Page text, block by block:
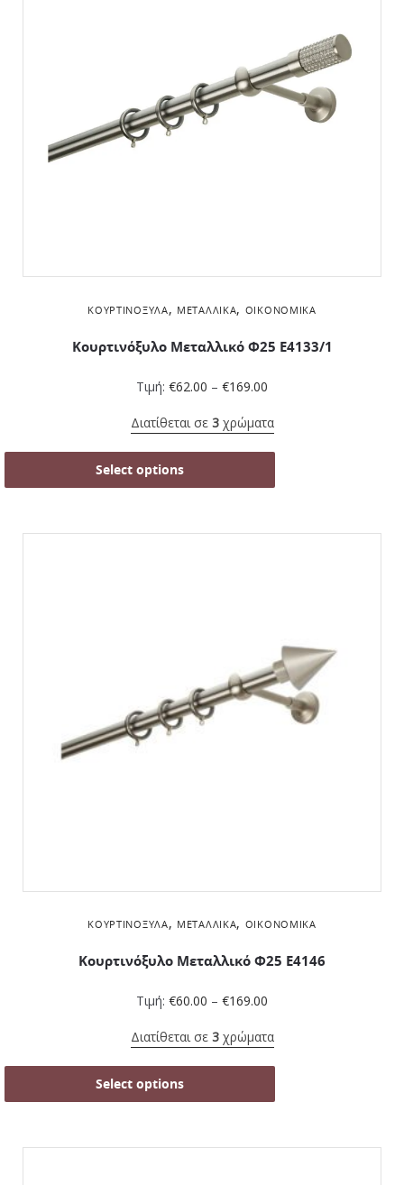
ΚΟΥΡΤΙΝΌΞΥΛΑ, ΜΕΤΑΛΛΙΚΆ, ΟΙΚΟΝΟΜΙΚΆ
Κουρτινόξυλο Μεταλλικό Φ25 Ε4133/1
Τιμή: €62.00 – €169.00
Διατίθεται σε 3χρώματα
Select options
ΚΟΥΡΤΙΝΌΞΥΛΑ, ΜΕΤΑΛΛΙΚΆ, ΟΙΚΟΝΟΜΙΚΆ
Κουρτινόξυλο Μεταλλικό Φ25 Ε4146
Τιμή: €60.00 – €169.00
Διατίθεται σε 3χρώματα
Select options